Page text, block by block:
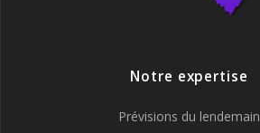
Notre expertise
Prévisions du lendemain